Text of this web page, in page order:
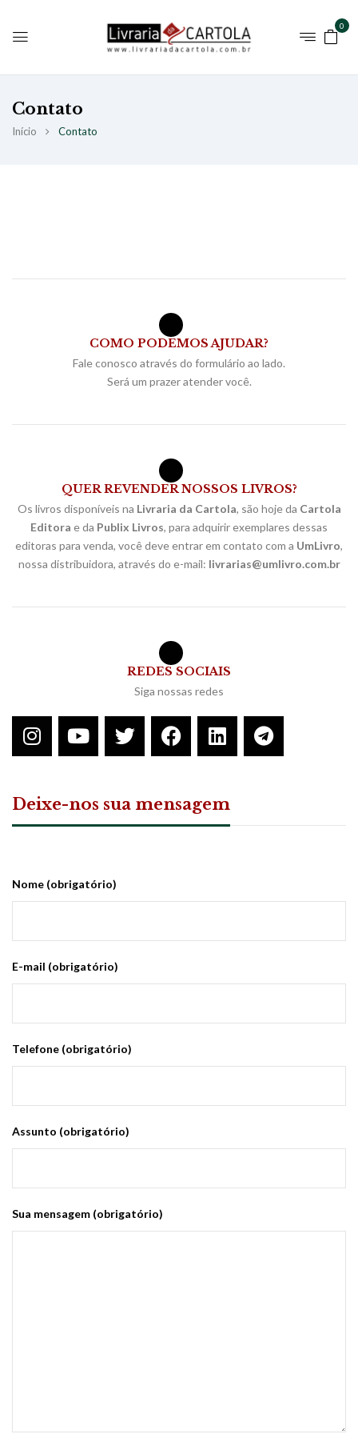
0
Contato
Início Contato
COMO PODEMOS AJUDAR?
Fale conosco através do formulário ao lado.
Será um prazer atender você.
QUER REVENDER NOSSOS LIVROS?
Os livros disponíveis na Livraria da Cartola, são hoje da Cartola
Editora e da Publix Livros, para adquirir exemplares dessas
editoras para venda, você deve entrar em contato com a UmLivro,
nossa distribuidora, através do e-mail: livrarias@umlivro.com.br
REDES SOCIAIS
Siga nossas redes
Deixe-nos sua mensagem
Nome (obrigatório)
E-mail (obrigatório)
Telefone (obrigatório)
Assunto (obrigatório)
Sua mensagem (obrigatório)